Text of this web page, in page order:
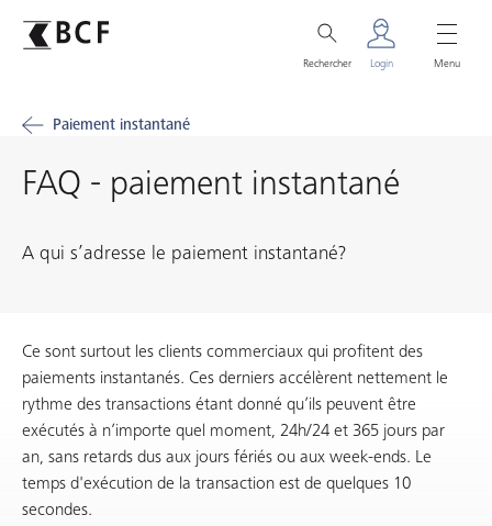
Rechercher Login Menu
Paiement instantané
FAQ - paiement instantané
A qui s’adresse le paiement instantané?
Ce sont surtout les clients commerciaux qui profitent des
paiements instantanés. Ces derniers accélèrent nettement le
rythme des transactions étant donné qu’ils peuvent être
exécutés à n’importe quel moment, 24h/24 et 365 jours par
an, sans retards dus aux jours fériés ou aux week-ends. Le
temps d'exécution de la transaction est de quelques 10
secondes.